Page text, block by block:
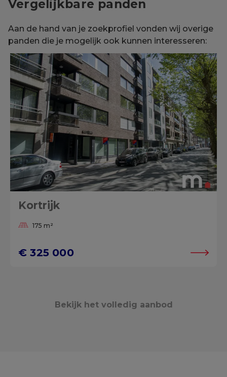
Vergelijkbare panden
Aan de hand van je zoekprofiel vonden wij overige
panden die je mogelijk ook kunnen interesseren:
Kortrijk
175 m²
€ 325 000
Bekijk het volledig aanbod